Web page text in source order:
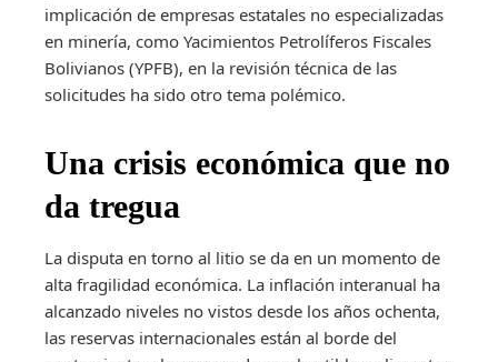
implicación de empresas estatales no especializadas
en minería, como Yacimientos Petrolíferos Fiscales
Bolivianos (YPFB), en la revisión técnica de las
solicitudes ha sido otro tema polémico.
Una crisis económica que no
da tregua
La disputa en torno al litio se da en un momento de
alta fragilidad económica. La inflación interanual ha
alcanzado niveles no vistos desde los años ochenta,
las reservas internacionales están al borde del